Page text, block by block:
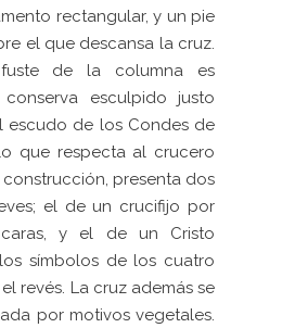
rectangular, y un pie
el que descansa la cruz.
de la columna es
esculpido justo
escudo de los Condes de
que respecta al crucero
presenta dos
el de un crucifijo por
y el de un Cristo
símbolos de los cuatro
revés. La cruz además se
por motivos vegetales.